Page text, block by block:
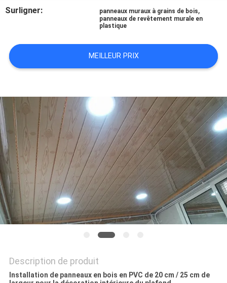
CONTACTEZ-
DEMANDEZ
CITATION
PLAN
DU
SITE
PRIVACY
POLICY
Surligner: panneaux muraux à grains de bois,
panneaux de revêtement murale en
plastique
MEILLEUR PRIX
Description de produit
Installation de panneaux en bois en PVC de 20 cm / 25 cm de